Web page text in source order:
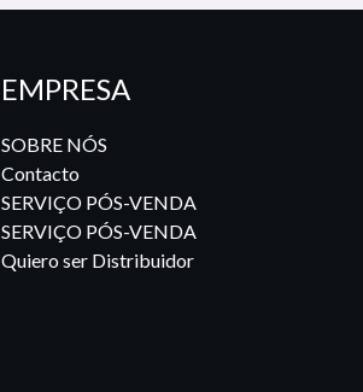
EMPRESA
SOBRE NÓS
Contacto
SERVIÇO PÓS-VENDA
SERVIÇO PÓS-VENDA
Quiero ser Distribuidor